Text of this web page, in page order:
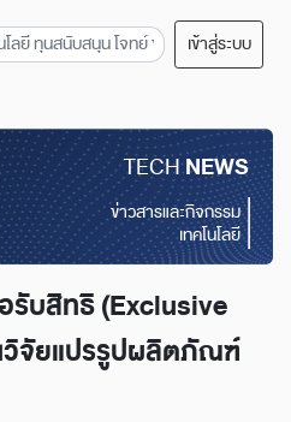
เข้าสู่ระบบ
TECHNEWS
ข่าวสารและกิจกรรม
เทคโนโลยี
รับสิทธิ (Exclusive
วิจัยแปรรูปผลิตภัณฑ์